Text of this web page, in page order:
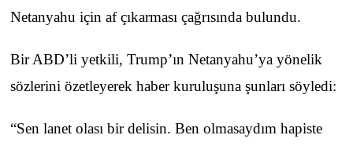
Netanyahu için af çıkarması çağrısında bulundu.
Bir ABD’li yetkili, Trump’ın Netanyahu’ya yönelik
sözlerini özetleyerek haber kuruluşuna şunları söyledi:
“Sen lanet olası bir delisin. Ben olmasaydım hapiste